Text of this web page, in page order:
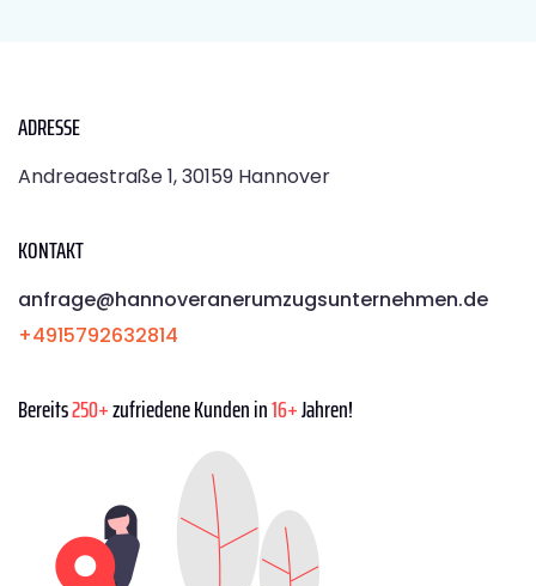
ADRESSE
Andreaestraße 1, 30159 Hannover
KONTAKT
anfrage@hannoveranerumzugsunternehmen.de
+4915792632814
Bereits250+zufriedene Kunden in16+Jahren!